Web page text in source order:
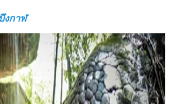
งกาฬ